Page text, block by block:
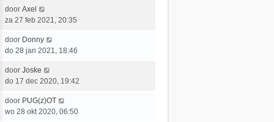
c
h
e
c
h
e
b
e
c
h
t
s
e
b
e
c
h
L
a
t
s
e
b
e
door Axel
za 27 feb 2021, 20:35
L
a
t
s
e
b
door Donny
do 28 jan 2021, 18:46
L
a
t
s
door Joske
do 17 dec 2020, 19:42
L
a
door PUG(z)OT
wo 28 okt 2020, 06:50